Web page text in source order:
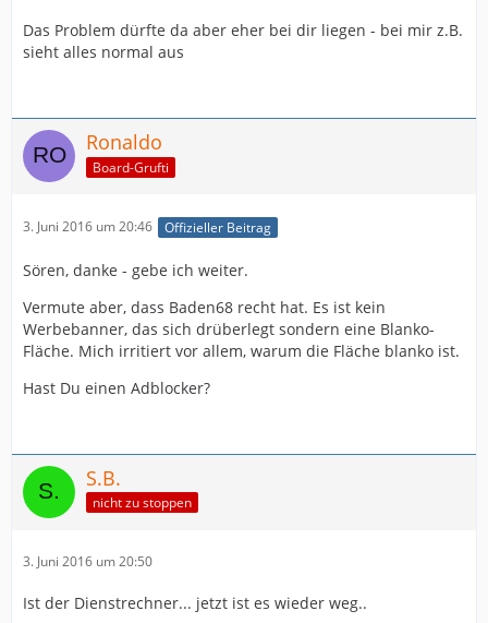
Das Problem dürfte da aber eher bei dir liegen - bei mir z.B.
sieht alles normal aus
Ronaldo
Board-Grufti
3. Juni 2016 um 20:46 Offizieller Beitrag
Sören, danke - gebe ich weiter.
Vermute aber, dass Baden68 recht hat. Es ist kein
Werbebanner, das sich drüberlegt sondern eine Blanko-
Fläche. Mich irritiert vor allem, warum die Fläche blanko ist.
Hast Du einen Adblocker?
S.B.
nicht zu stoppen
3. Juni 2016 um 20:50
Ist der Dienstrechner... jetzt ist es wieder weg..